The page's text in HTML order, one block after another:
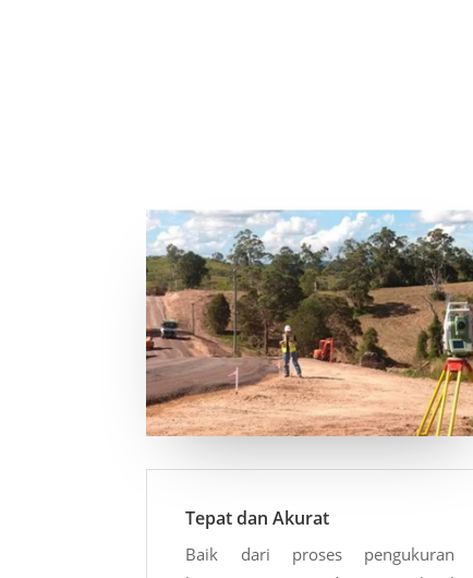
Tepat dan Akurat
Baik dari proses pengukuran